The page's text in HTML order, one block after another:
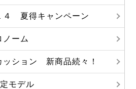
４ 夏得キャンペーン
ノーム
ション 新商品続々！
モデル